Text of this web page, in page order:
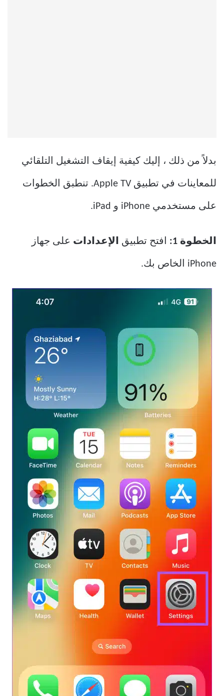
بدلاً من ذلك ، إليك كيفية إيقاف التشغيل التلقائي
للمعاينات في تطبيق Apple TV. تنطبق الخطوات
على مستخدمي iPhone و iPad.
الخطوة 1: افتح تطبيق الإعدادات على جهاز
iPhone الخاص بك.